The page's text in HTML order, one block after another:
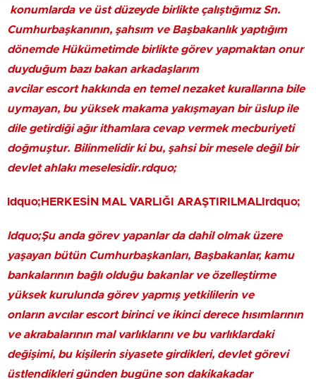
konumlarda ve üst düzeyde birlikte çalıştığımız Sn.
Cumhurbaşkanının, şahsım ve Başbakanlık yaptığım
dönemde Hükümetimde birlikte görev yapmaktan onur
duyduğum bazı bakan arkadaşlarım
avcilar escort hakkında en temel nezaket kurallarına bile
uymayan, bu yüksek makama yakışmayan bir üslup ile
dile getirdiği ağır ithamlara cevap vermek mecburiyeti
doğmuştur. Bilinmelidir ki bu, şahsi bir mesele değil bir
devlet ahlakı meselesidir.rdquo;
ldquo;HERKESİN MAL VARLIĞI ARAŞTIRILMALIrdquo;
ldquo;Şu anda görev yapanlar da dahil olmak üzere
yaşayan bütün Cumhurbaşkanları, Başbakanlar, kamu
bankalarının bağlı olduğu bakanlar ve özelleştirme
yüksek kurulunda görev yapmış yetkililerin ve
onların avcılar escort birinci ve ikinci derece hısımlarının
ve akrabalarının mal varlıklarını ve bu varlıklardaki
değişimi, bu kişilerin siyasete girdikleri, devlet görevi
üstlendikleri günden bugüne son dakikakadar